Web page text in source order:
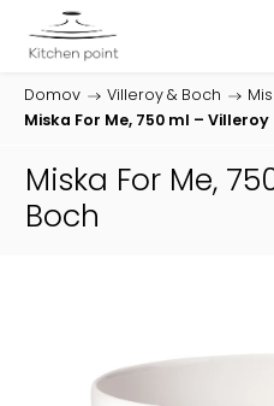
Domov / Villeroy & Boch /
Miska For Me, 750 ml – Villeroy
Miska For Me,
Boch